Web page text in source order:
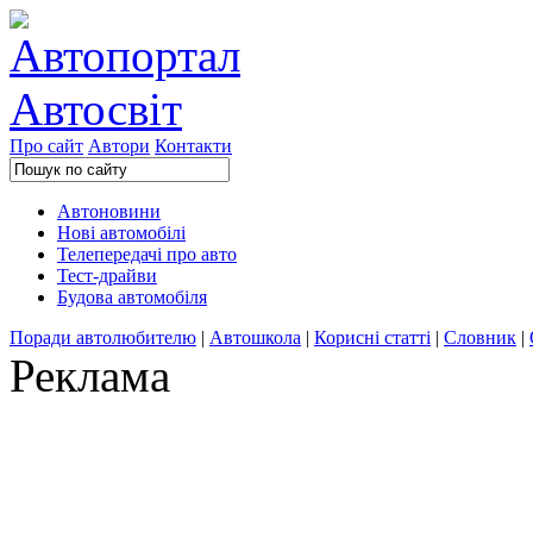
Про сайт Автори Контакти
Автоновини
Нові автомобілі
Телепередачі про авто
Тест-драйви
Будова автомобіля
Поради автолюбителю | Автошкола | Корисні статті | Словник |
Реклама